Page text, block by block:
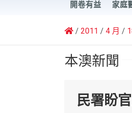
開卷有益 家庭
2011 4 月
本澳新聞
民署盼